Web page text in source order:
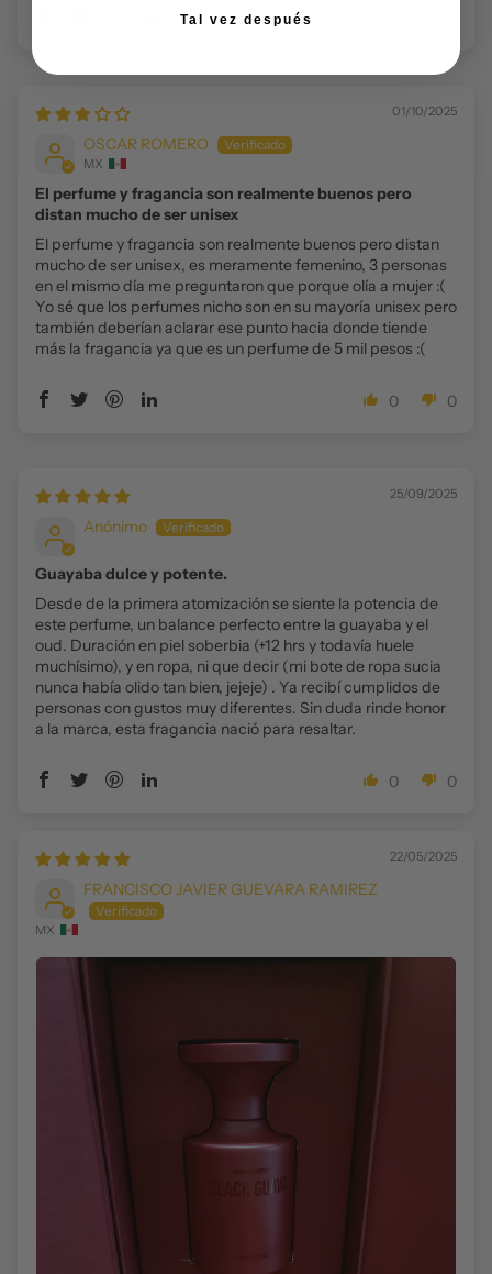
01/10/2025
OSCAR ROMERO
MX
El perfume y fragancia son realmente buenos pero
distan mucho de ser unisex
El perfume y fragancia son realmente buenos pero distan
mucho de ser unisex, es meramente femenino, 3 personas
en el mismo día me preguntaron que porque olía a mujer :(
Yo sé que los perfumes nicho son en su mayoría unisex pero
también deberían aclarar ese punto hacia donde tiende
más la fragancia ya que es un perfume de 5 mil pesos :(
0 0
25/09/2025
Anónimo
Guayaba dulce y potente.
Desde de la primera atomización se siente la potencia de
este perfume, un balance perfecto entre la guayaba y el
oud. Duración en piel soberbia (+12 hrs y todavía huele
muchísimo), y en ropa, ni que decir (mi bote de ropa sucia
nunca había olido tan bien, jejeje) . Ya recibí cumplidos de
personas con gustos muy diferentes. Sin duda rinde honor
a la marca, esta fragancia nació para resaltar.
0 0
22/05/2025
FRANCISCO JAVIER GUEVARA RAMIREZ
MX
Tal vez después